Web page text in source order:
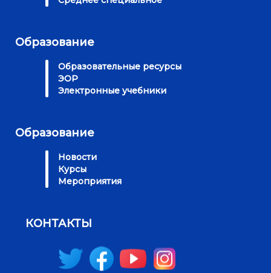
Образование
Образовательные ресурсы
ЭОР
Электронные учебники
Образование
Новости
Курсы
Мероприятия
КОНТАКТЫ